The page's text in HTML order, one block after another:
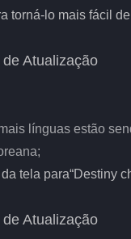
torná-lo mais fácil
Atualização
línguas estão
tela para“Destiny
Atualização